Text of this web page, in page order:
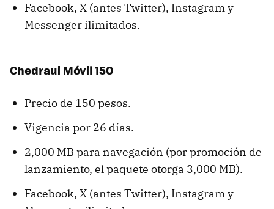
Facebook, X (antes Twitter), Instagram y
Messenger ilimitados.
Chedraui Móvil 150
Precio de 150 pesos.
Vigencia por 26 días.
2,000 MB para navegación (por promoción de
lanzamiento, el paquete otorga 3,000 MB).
Facebook, X (antes Twitter), Instagram y